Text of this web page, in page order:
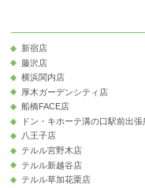
新宿店
藤沢店
横浜関内店
厚木ガーデンシティ店
船橋FACE店
ドン・キホーテ溝の口駅前出張
八王子店
テルル宮野木店
テルル新越谷店
テルル草加花栗店